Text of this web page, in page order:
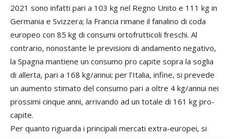
2021 sono infatti pari a 103 kg nel Regno Unito e 111 kg in
Germania e Svizzera; la Francia rimane il fanalino di coda
europeo con 85 kg di consumi ortofrutticoli freschi. Al
contrario, nonostante le previsioni di andamento negativo,
la Spagna mantiene un consumo pro capite sopra la soglia
di allerta, pari a 168 kg/annui; per l’Italia, infine, si prevede
un aumento stimato del consumo pari a oltre 4 kg/annui nei
prossimi cinque anni, arrivando ad un totale di 161 kg pro-
capite.
Per quanto riguarda i principali mercati extra-europei, si